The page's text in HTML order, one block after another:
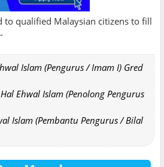
to qualified Malaysian citizens to fill
Islam (Pengurus / Imam I) Gred
Ehwal Islam (Penolong Pengurus
Islam (Pembantu Pengurus / Bilal